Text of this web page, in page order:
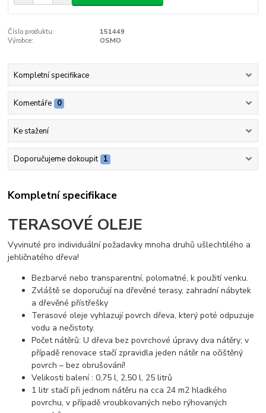
Číslo produktu:
151449
Výrobce:
OSMO
Kompletní specifikace
Komentáře 0
Ke stažení
Doporučujeme dokoupit 1
Kompletní specifikace
TERASOVÉ OLEJE
Vyvinuté pro individuální požadavky mnoha druhů ušlechtilého a
jehličnatého dřeva!
Bezbarvé nebo transparentní, polomatné, k použití venku.
Zvláště se doporučují na dřevěné terasy, zahradní nábytek
a dřevěné přístřešky
Terasové oleje vyhlazují povrch dřeva, který poté odpuzuje
vodu a nečistoty.
Počet nátěrů: U dřeva bez povrchové úpravy dva nátěry; v
případě renovace stačí zpravidla jeden nátěr na očištěný
povrch – bez obrušování!
Velikosti balení : 0,75 l, 2,50 l, 25 litrů
1 litr stačí při jednom nátěru na cca 24 m2 hladkého
povrchu, v případě vroubkovaných nebo rýhovaných